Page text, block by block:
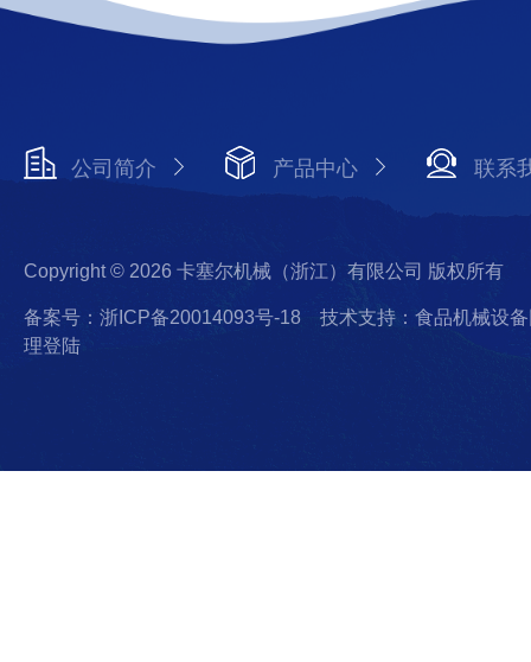
公司简介 产品中心 联系
Copyright © 2026 卡塞尔机械（浙江）有限公司 版权所有
备案号：浙ICP备20014093号-18
技术支持：食品机械设
理登陆